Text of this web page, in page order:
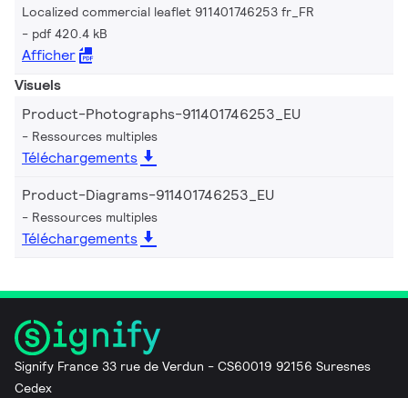
Localized commercial leaflet 911401746253 fr_FR
pdf 420.4 kB
Afficher
Visuels
Product-Photographs-911401746253_EU
Ressources multiples
Téléchargements
Product-Diagrams-911401746253_EU
Ressources multiples
Téléchargements
Signify France 33 rue de Verdun - CS60019 92156 Suresnes
Cedex